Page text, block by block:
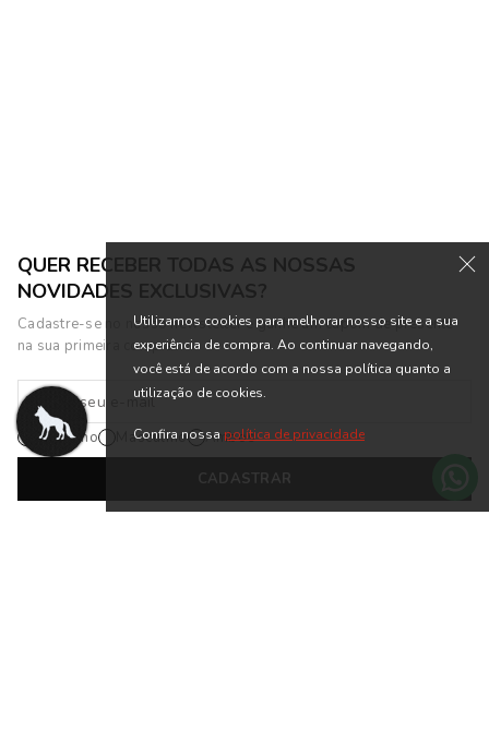
QUER RECEBER TODAS AS NOSSAS
NOVIDADES EXCLUSIVAS?
Cadastre-se no nosso newsletter e ganhe um cupom de presente
na sua primeira compra.
CADASTRAR
Feminino Masculino Ambos
Utilizamos cookies para melhorar nosso site e a sua
experiência de compra. Ao continuar navegando,
você está de acordo com a nossa política quanto a
utilização de cookies.
Confira nossa política de privacidade